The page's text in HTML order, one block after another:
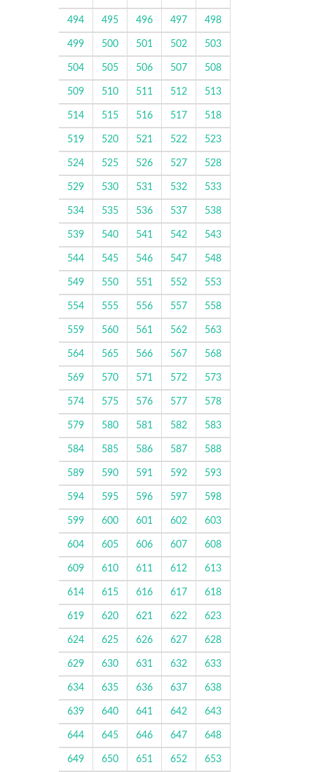
494 495 496 497 498
499 500 501 502 503
504 505 506 507 508
509 510 511 512 513
514 515 516 517 518
519 520 521 522 523
524 525 526 527 528
529 530 531 532 533
534 535 536 537 538
539 540 541 542 543
544 545 546 547 548
549 550 551 552 553
554 555 556 557 558
559 560 561 562 563
564 565 566 567 568
569 570 571 572 573
574 575 576 577 578
579 580 581 582 583
584 585 586 587 588
589 590 591 592 593
594 595 596 597 598
599 600 601 602 603
604 605 606 607 608
609 610 611 612 613
614 615 616 617 618
619 620 621 622 623
624 625 626 627 628
629 630 631 632 633
634 635 636 637 638
639 640 641 642 643
644 645 646 647 648
649 650 651 652 653